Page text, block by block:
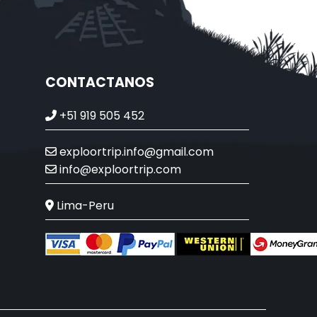
CONTACTANOS
+51 919 505 452
exploortrip.info@gmail.com
info@exploortrip.com
Lima-Peru